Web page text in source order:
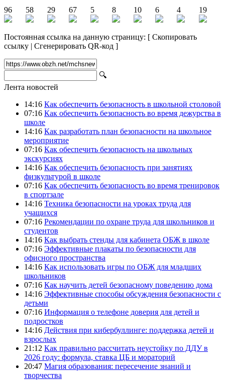
96
58 29 67 5 8 10 6 4 19
Постоянная ссылка на данную страницу: [ Скопировать
ссылку | Сгенерировать QR-код ]
🔍
Лента новостей
14:16 Как обеспечить безопасность в школьной столовой
07:16 Как обеспечить безопасность во время дежурства в
школе
14:16 Как разработать план безопасности на школьное
мероприятие
07:16 Как обеспечить безопасность на школьных
экскурсиях
14:16 Как обеспечить безопасность при занятиях
физкультурой в школе
07:16 Как обеспечить безопасность во время тренировок
в спортзале
14:16 Техника безопасности на уроках труда для
учащихся
07:16 Рекомендации по охране труда для школьников и
студентов
14:16 Как выбрать стенды для кабинета ОБЖ в школе
07:16 Эффективные плакаты по безопасности для
офисного пространства
14:16 Как использовать игры по ОБЖ для младших
школьников
07:16 Как научить детей безопасному поведению дома
14:16 Эффективные способы обсуждения безопасности с
детьми
07:16 Информация о телефоне доверия для детей и
подростков
14:16 Действия при кибербуллинге: поддержка детей и
взрослых
21:12 Как правильно рассчитать неустойку по ДДУ в
2026 году: формула, ставка ЦБ и мораторий
20:47 Магия образования: пересечение знаний и
творчества